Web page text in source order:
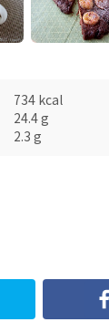
734 kcal
24.4g
2.3 g